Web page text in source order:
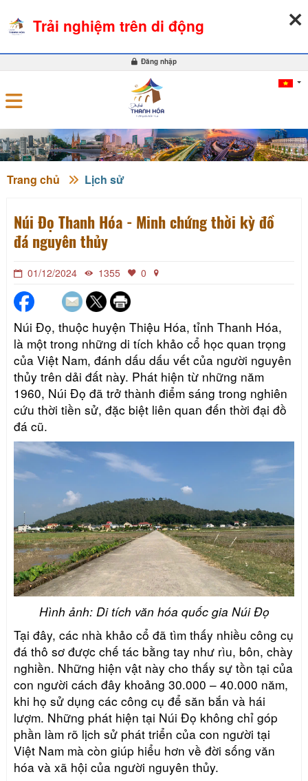
Đăng nhập
Trang chủ Lịch sử
Núi Đọ Thanh Hóa - Minh chứng thời kỳ đồ
đá nguyên thủy
01/12/2024 1355 0
Núi Đọ, thuộc huyện Thiệu Hóa, tỉnh Thanh Hóa,
là một trong những di tích khảo cổ học quan trọng
của Việt Nam, đánh dấu dấu vết của người nguyên
thủy trên dải đất này. Phát hiện từ những năm
1960, Núi Đọ đã trở thành điểm sáng trong nghiên
cứu thời tiền sử, đặc biệt liên quan đến thời đại đồ
đá cũ.
Hình ảnh: Di tích văn hóa quốc gia Núi Đọ
Tại đây, các nhà khảo cổ đã tìm thấy nhiều công cụ
đá thô sơ được chế tác bằng tay như rìu, bôn, chày
nghiền. Những hiện vật này cho thấy sự tồn tại của
con người cách đây khoảng 30.000 – 40.000 năm,
khi họ sử dụng các công cụ để săn bắn và hái
lượm. Những phát hiện tại Núi Đọ không chỉ góp
phần làm rõ lịch sử phát triển của con người tại
Việt Nam mà còn giúp hiểu hơn về đời sống văn
hóa và xã hội của người nguyên thủy.
Trải nghiệm trên di động